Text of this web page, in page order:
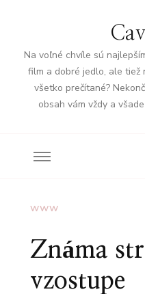
Na voľné chvíle sú
film a dobré jedlo, ale tiež
všetko prečítané?
obsah vám vždy a
WWW
Známa
vzostupe